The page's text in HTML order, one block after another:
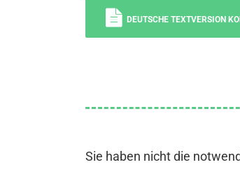
DEUTSCHE TEXTVERSION
Sie haben nicht die